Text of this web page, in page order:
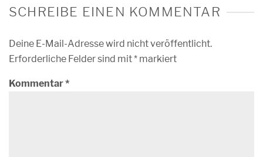
SCHREIBE EINEN KOMMENTAR
Deine E-Mail-Adresse wird nicht veröffentlicht.
Erforderliche Felder sind mit* markiert
Kommentar*